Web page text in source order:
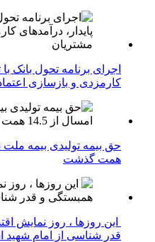
اجرای برنامه تحول بانک با
کارمزدی و بازسازی
همت گذشت
این روزها ، روز نمایش
قدر شناسی از امام